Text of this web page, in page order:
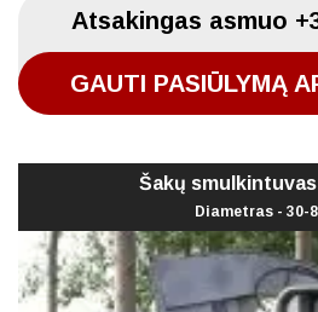
Atsakingas asmuo
GAUTI PASIŪLYMĄ
Šakų smulkintuvas
Diametras - 30-